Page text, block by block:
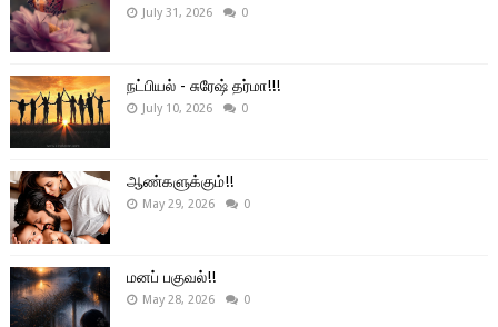
July 31, 2026 0
நட்பியல் - சுரேஷ் தர்மா!!!
July 10, 2026 0
ஆண்களுக்கும்!!
May 29, 2026 0
மனப் பகுவல்!!
May 28, 2026 0